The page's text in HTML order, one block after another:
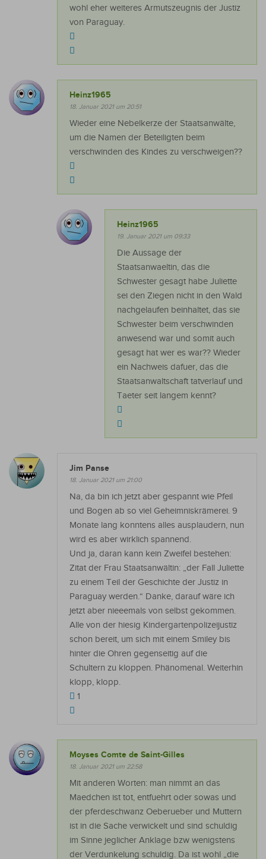
wohl eher weiteres Armutszeugnis der Justiz
von Paraguay.
Heinz1965
18. Januar 2021 um 20:51
Wieder eine Nebelkerze der Staatsanwälte,
um die Namen der Beteiligten beim
verschwinden des Kindes zu verschweigen??
Heinz1965
19. Januar 2021 um 09:33
Die Aussage der
Staatsanwaeltin, das die
Schwester gesagt habe Juliette
sei den Ziegen nicht in den Wald
nachgelaufen beinhaltet, das sie
Schwester beim verschwinden
anwesend war und somit auch
gesagt hat wer es war?? Wieder
ein Nachweis dafuer, das die
Staatsanwaltschaft tatverlauf und
Taeter seit langem kennt?
Jim Panse
18. Januar 2021 um 21:00
Na, da bin ich jetzt aber gespannt wie Pfeil
und Bogen ab so viel Geheimniskrämerei. 9
Monate lang konntens alles ausplaudern, nun
wird es aber wirklich spannend.
Und ja, daran kann kein Zweifel bestehen:
Zitat der Frau Staatsanwältin: „der Fall Juliette
zu einem Teil der Geschichte der Justiz in
Paraguay werden.“ Danke, darauf wäre ich
jetzt aber nieeemals von selbst gekommen.
Alle von der hiesig Kindergartenpolizeijustiz
schon bereit, um sich mit einem Smiley bis
hinter die Ohren gegenseitig auf die
Schultern zu kloppen. Phänomenal. Weiterhin
klopp, klopp.
1
Moyses Comte de Saint-Gilles
18. Januar 2021 um 22:58
Mit anderen Worten: man nimmt an das
Maedchen ist tot, entfuehrt oder sowas und
der pferdeschwanz Oeberueber und Muttern
ist in die Sache verwickelt und sind schuldig
im Sinne jeglicher Anklage bzw wenigstens
der Verdunkelung schuldig. Da ist wohl „die